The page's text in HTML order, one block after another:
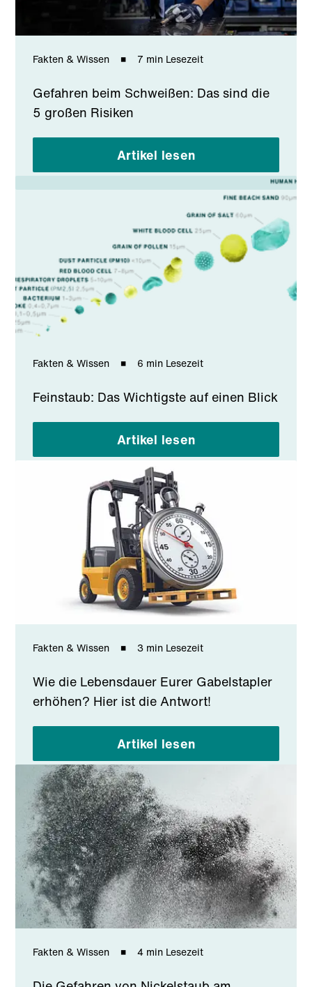
Fakten & Wissen 7 min Lesezeit
Gefahren beim Schweißen: Das sind die
5 großen Risiken
Artikel lesen
Fakten & Wissen 6 min Lesezeit
Feinstaub: Das Wichtigste auf einen Blick
Artikel lesen
Fakten & Wissen 3 min Lesezeit
Wie die Lebensdauer Eurer Gabelstapler
erhöhen? Hier ist die Antwort!
Artikel lesen
Fakten & Wissen 4 min Lesezeit